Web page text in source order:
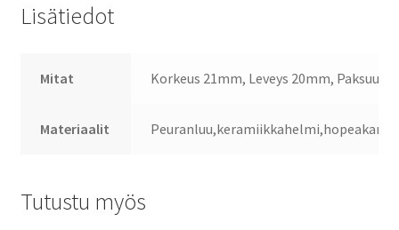
Lisätiedot
Mitat Korkeus 21mm, Leveys 20mm, Paksuus
Materiaalit
Tutustu myös